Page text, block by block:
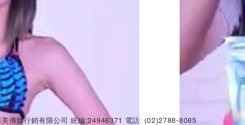
美傳媒行銷有限公司 統編:24946371 電話: (02)2788-8085